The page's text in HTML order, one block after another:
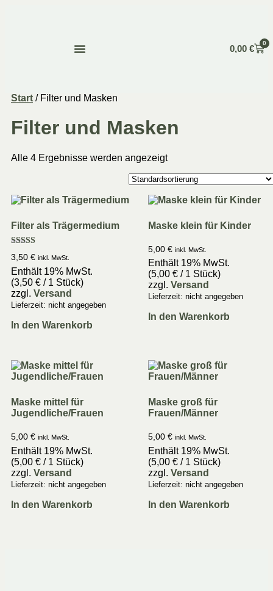
0,00€
0
Start / Filter und Masken
Filter und Masken
Alle 4 Ergebnisse werden angezeigt
Filter als Trägermedium
Bewertet
mit
5.00
von 5
3,50 € inkl. MwSt.
Enthält 19% MwSt.
(3,50 € / 1 Stück)
zzgl. Versand
Lieferzeit: nicht angegeben
In den Warenkorb
Maske klein für Kinder
5,00 € inkl. MwSt.
Enthält 19% MwSt.
(5,00 €/ 1 Stück)
zzgl. Versand
Lieferzeit: nicht angegeben
In den Warenkorb
Maske mittel für
Jugendliche/Frauen
5,00 € inkl. MwSt.
Enthält 19% MwSt.
(5,00 € / 1 Stück)
zzgl. Versand
Lieferzeit: nicht angegeben
In den Warenkorb
Maske groß für
Frauen/Männer
5,00 € inkl. MwSt.
Enthält 19% MwSt.
(5,00 €/ 1 Stück)
zzgl. Versand
Lieferzeit: nicht angegeben
In den Warenkorb